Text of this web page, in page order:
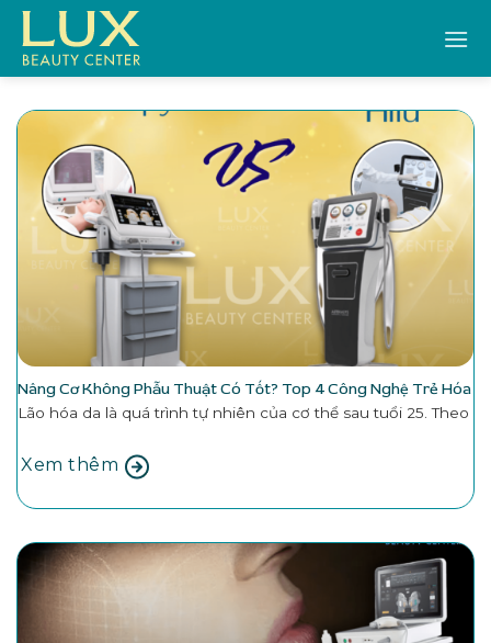
Bỏ
qua
nội
Nâng Cơ Không Phẫu Thuật Có Tốt? Top 4 Công Nghệ Trẻ Hóa
Lão hóa da là quá trình tự nhiên của cơ thể sau tuổi 25. Theo
Xem thêm